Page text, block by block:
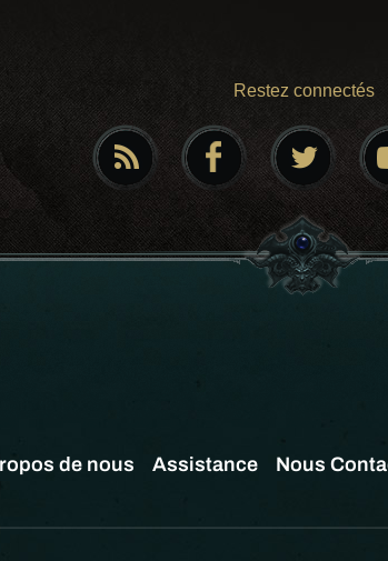
Restez connectés